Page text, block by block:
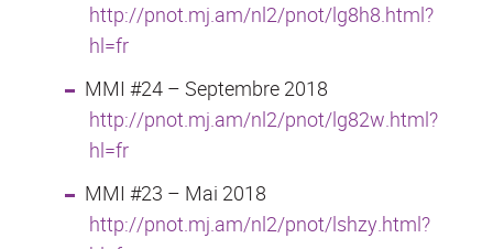
http://pnot.mj.am/nl2/pnot/lg8h8.html?
hl=fr
MMI #24 – Septembre 2018
http://pnot.mj.am/nl2/pnot/lg82w.html?
hl=fr
MMI #23 – Mai 2018
http://pnot.mj.am/nl2/pnot/lshzy.html?